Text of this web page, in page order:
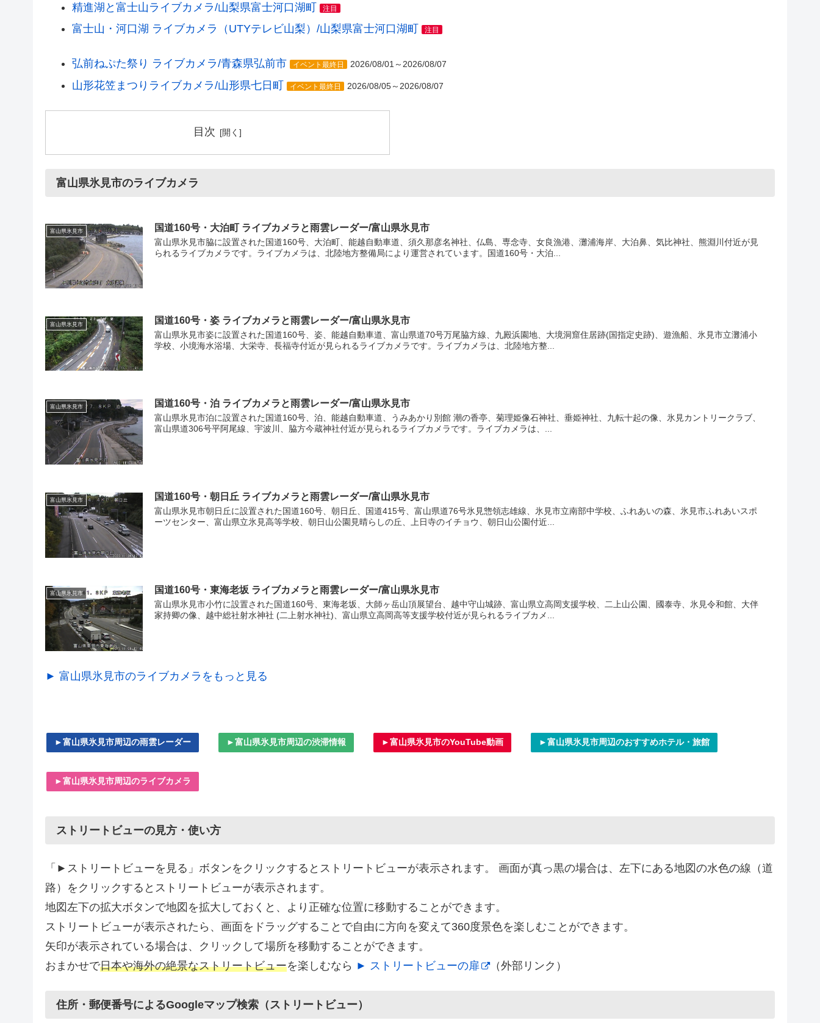
精進湖と富士山ライブカメラ/山梨県富士河口湖町 注目
富士山・河口湖 ライブカメラ（UTYテレビ山梨）/山梨県富士河口湖町 注目
弘前ねぷた祭り ライブカメラ/青森県弘前市 イベント最終日 2026/08/01～2026/08/07
山形花笠まつりライブカメラ/山形県七日町 イベント最終日 2026/08/05～2026/08/07
目次
富山県氷見市のライブカメラ
富山県氷見市 国道160号・大泊町 ライブカメラと雨雲レーダー/富山県氷見市
富山県氷見市脇に設置された国道160号、大泊町、能越自動車道、須久那彦名神社、仏島、専念寺、女良漁港、灘浦海岸、大泊鼻、気比神社、熊淵川付近が見
られるライブカメラです。ライブカメラは、北陸地方整備局により運営されています。国道160号・大泊...
富山県氷見市 国道160号・姿 ライブカメラと雨雲レーダー/富山県氷見市
富山県氷見市姿に設置された国道160号、姿、能越自動車道、富山県道70号万尾脇方線、九殿浜園地、大境洞窟住居跡(国指定史跡)、遊漁船、氷見市立灘浦小
学校、小境海水浴場、大栄寺、長福寺付近が見られるライブカメラです。ライブカメラは、北陸地方整...
富山県氷見市 国道160号・泊 ライブカメラと雨雲レーダー/富山県氷見市
富山県氷見市泊に設置された国道160号、泊、能越自動車道、うみあかり別館 潮の香亭、菊理姫像石神社、垂姫神社、九転十起の像、氷見カントリークラブ、
富山県道306号平阿尾線、宇波川、脇方今蔵神社付近が見られるライブカメラです。ライブカメラは、...
富山県氷見市 国道160号・朝日丘 ライブカメラと雨雲レーダー/富山県氷見市
富山県氷見市朝日丘に設置された国道160号、朝日丘、国道415号、富山県道76号氷見惣領志雄線、氷見市立南部中学校、ふれあいの森、氷見市ふれあいスポ
ーツセンター、富山県立氷見高等学校、朝日山公園見晴らしの丘、上日寺のイチョウ、朝日山公園付近...
富山県氷見市 国道160号・東海老坂 ライブカメラと雨雲レーダー/富山県氷見市
富山県氷見市小竹に設置された国道160号、東海老坂、大師ヶ岳山頂展望台、越中守山城跡、富山県立高岡支援学校、二上山公園、國泰寺、氷見令和館、大伴
家持卿の像、越中総社射水神社 (二上射水神社)、富山県立高岡高等支援学校付近が見られるライブカメ...
► 富山県氷見市のライブカメラをもっと見る
►富山県氷見市周辺の雨雲レーダー ►富山県氷見市周辺の渋滞情報 ►富山県氷見市のYouTube動画 ►富山県氷見市周辺のおすすめホテル・旅館
►富山県氷見市周辺のライブカメラ
ストリートビューの見方・使い方
「►ストリートビューを見る」ボタンをクリックするとストリートビューが表示されます。 画面が真っ黒の場合は、左下にある地図の水色の線（道
路）をクリックするとストリートビューが表示されます。
地図左下の拡大ボタンで地図を拡大しておくと、より正確な位置に移動することができます。
ストリートビューが表示されたら、画面をドラッグすることで自由に方向を変えて360度景色を楽しむことができます。
矢印が表示されている場合は、クリックして場所を移動することができます。
おまかせで日本や海外の絶景なストリートビューを楽しむなら ► ストリートビューの扉 （外部リンク）
住所・郵便番号によるGoogleマップ検索（ストリートビュー）